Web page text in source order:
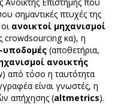
σημαντικές πτυχές της
ανοικτοί μηχανισμοί
crowdsourcing κα), η
υποδομές (αποθετήρια,
ανοικτής
από τόσο η ταυτότητα
είναι γνωστές, η
απήχησης (altmetrics).